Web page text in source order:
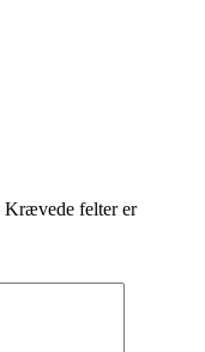
Krævede felter er